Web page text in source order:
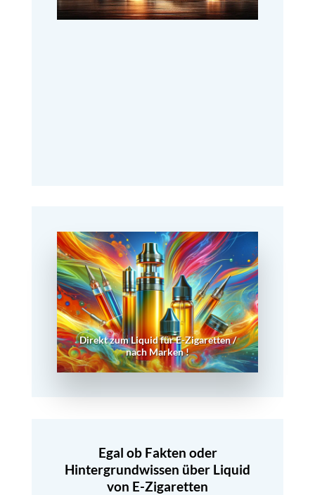
Direkt zum Liquid für E-Zigaretten /
nach Marken !
Egal ob Fakten oder
Hintergrundwissen über Liquid
von E-Zigaretten